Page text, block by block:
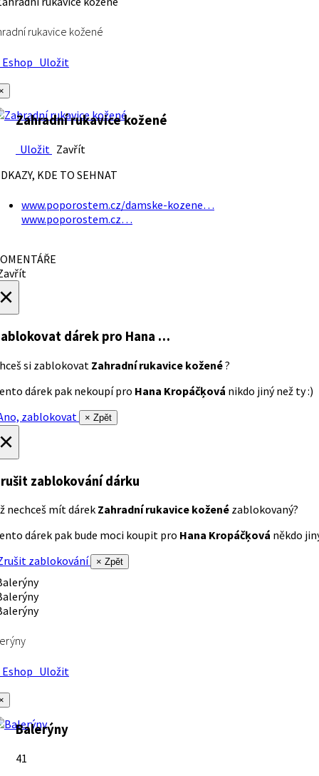
rukavice kožené
Uložit
Zahradní rukavice kožené
Uložit Zavřít
KDE TO SEHNAT
www.poporostem.cz/damske-kozene…
www.poporostem.cz…
dárek pro Hana …
si zablokovat Zahradní rukavice kožené?
dárek pak nekoupí pro Hana Kropáčķová nikdo jiný než ty :)
zablokovat
× Zpět
zablokování dárku
nechceš mít dárek Zahradní rukavice kožené zablokovaný?
dárek pak bude moci koupit pro Hana Kropáčķová někdo
zablokování
× Zpět
Uložit
Balerýny
41